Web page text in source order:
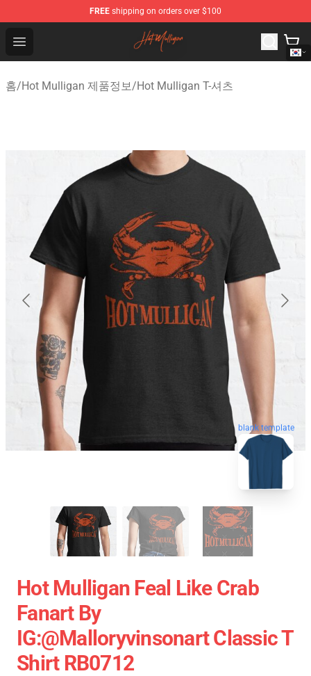
FREE shipping on orders over $100
Open menu
Hot Mulligan Shop - Official Hot Mulligan Merchandise
홈/Hot Mulligan 제품정보/Hot Mulligan T-셔츠
blank template
Hot Mulligan Feal Like Crab
Fanart By
IG:@malloryvinsonart Classic T
Shirt RB0712